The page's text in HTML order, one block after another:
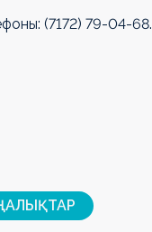
(7172) 79-04-68.